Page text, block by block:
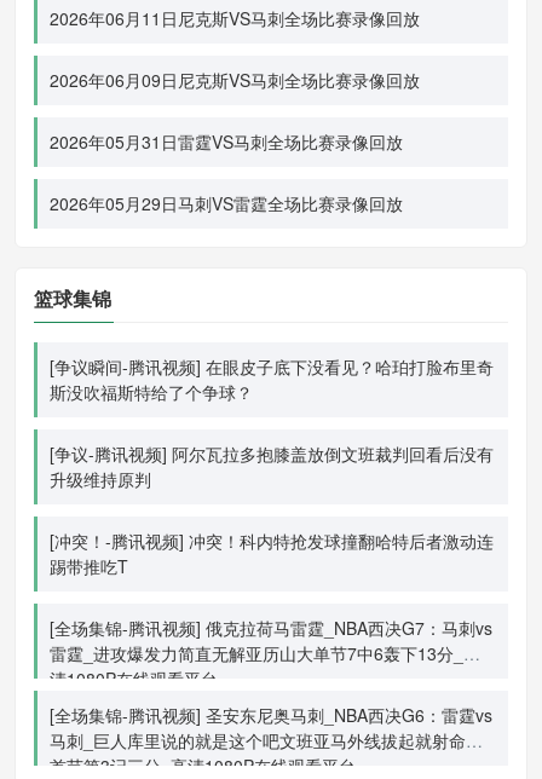
2026年06月11日尼克斯VS马刺全场比赛录像回放
2026年06月09日尼克斯VS马刺全场比赛录像回放
2026年05月31日雷霆VS马刺全场比赛录像回放
2026年05月29日马刺VS雷霆全场比赛录像回放
篮球集锦
[争议瞬间-腾讯视频] 在眼皮子底下没看见？哈珀打脸布里奇
斯没吹福斯特给了个争球？
[争议-腾讯视频] 阿尔瓦拉多抱膝盖放倒文班裁判回看后没有
升级维持原判
[冲突！-腾讯视频] 冲突！科内特抢发球撞翻哈特后者激动连
踢带推吃T
[全场集锦-腾讯视频] 俄克拉荷马雷霆_NBA西决G7：马刺vs
雷霆_进攻爆发力简直无解亚历山大单节7中6轰下13分_高
清1080P在线观看平台
[全场集锦-腾讯视频] 圣安东尼奥马刺_NBA西决G6：雷霆vs
马刺_巨人库里说的就是这个吧文班亚马外线拔起就射命中
首节第3记三分_高清1080P在线观看平台